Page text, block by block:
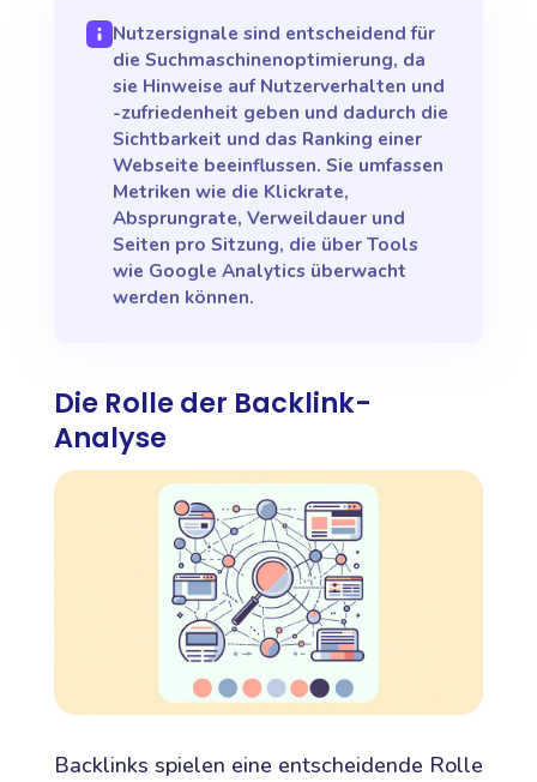
Nutzersignale sind entscheidend für
die Suchmaschinenoptimierung, da
sie Hinweise auf Nutzerverhalten und
-zufriedenheit geben und dadurch die
Sichtbarkeit und das Ranking einer
Webseite beeinflussen. Sie umfassen
Metriken wie die Klickrate,
Absprungrate, Verweildauer und
Seiten pro Sitzung, die über Tools
wie Google Analytics überwacht
werden können.
Die Rolle der Backlink-
Analyse
Backlinks spielen eine entscheidende Rolle